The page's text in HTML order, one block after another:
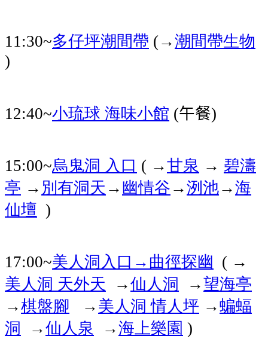
11:30~多仔坪潮間帶 (→潮間帶生物
)
12:40~小琉球 海味小館 (午餐)
15:00~烏鬼洞 入口 ( →甘泉 → 碧濤
亭 → 別有洞天 → 幽情谷 →洌池→海
仙壇 )
17:00~美人洞入口→曲徑探幽 ( →
美人洞 天外天 →仙人洞 →望海亭
→棋盤腳 → 美人洞 情人坪 →蝙蝠
洞 →仙人泉 →海上樂園 )